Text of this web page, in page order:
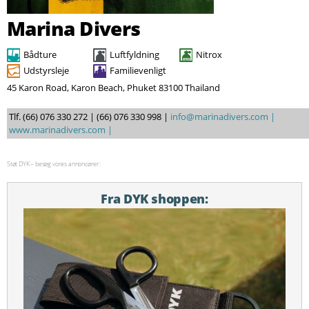
Marina Divers
Bådture Luftfyldning
Nitrox
Udstyrsleje
Familievenligt
45 Karon Road, Karon Beach, Phuket 83100 Thailand
Tlf. (66) 076 330 272 | (66) 076 330 998 | info@marinadivers.com |
www.marinadivers.com |
Støt DYK – besøg vores annoncører:
Fra DYK shoppen: